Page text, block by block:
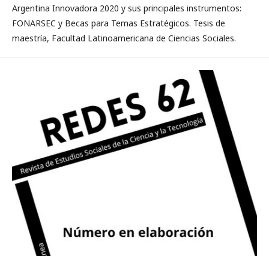
Argentina Innovadora 2020 y sus principales instrumentos:
FONARSEC y Becas para Temas Estratégicos. Tesis de
maestría, Facultad Latinoamericana de Ciencias Sociales.